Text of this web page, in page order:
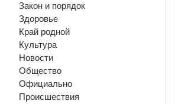
Закон и порядок
Здоровье
Край родной
Культура
Новости
Общество
Официально
Происшествия